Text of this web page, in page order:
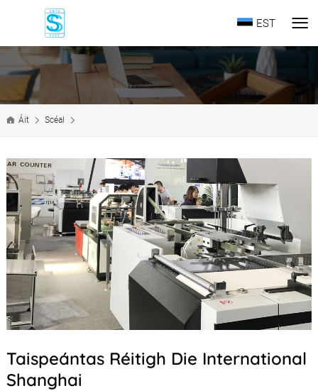
EST
Áit Scéal
Taispeántas Réitigh Die International
Shanghai